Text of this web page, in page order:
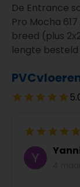
De Entrance
Pro Mocha
breed (plus
lengte besteld